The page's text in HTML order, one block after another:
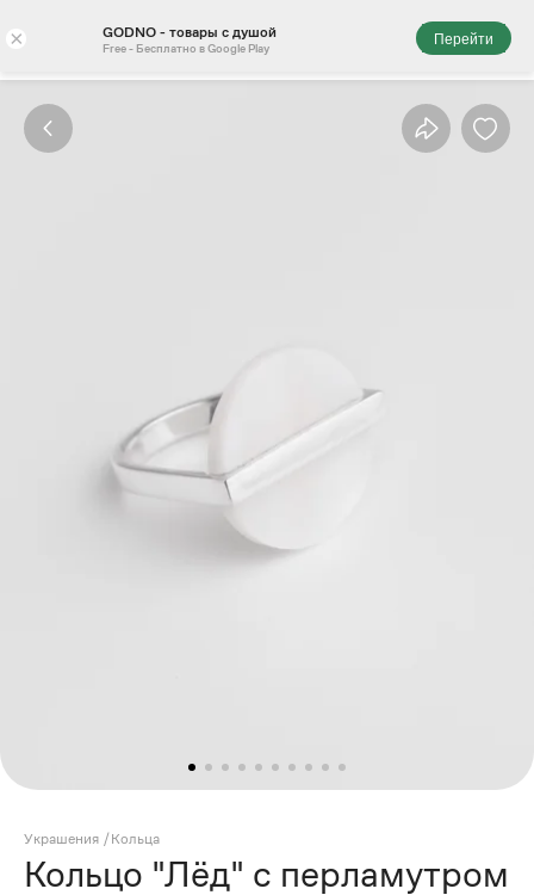
× GODNO - товары с душой
Free - Бесплатно в Google Play
Перейти
Украшения /Кольца
Кольцо "Лёд" с перламутром